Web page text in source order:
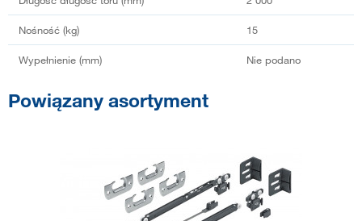
Nośność (kg) 15
Wypełnienie (mm) Nie podano
Powiązany asortyment